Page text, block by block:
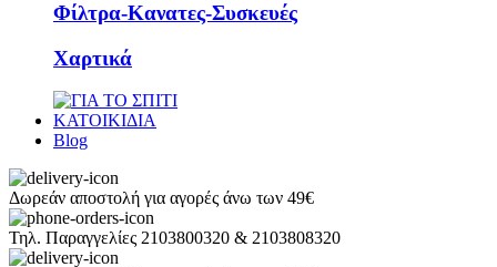
Φίλτρα-Κανατες-Συσκευές
Χαρτικά
ΚΑΤΟΙΚΙΔΙΑ
Blog
Δωρεάν αποστολή για αγορές άνω των 49€
Τηλ. Παραγγελίες 2103800320 & 2103808320